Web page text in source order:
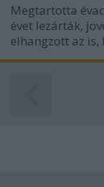
Megtartotta
évet lezárták,
elhangzott az is,